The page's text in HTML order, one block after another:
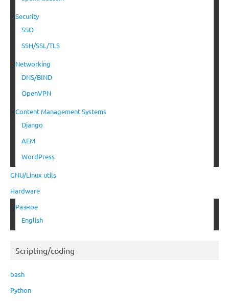
Security
SSO
SSH/SSL/TLS
Networking
DNS/BIND
OpenVPN
Content Management Systems
Django
AEM
WordPress
GNU/Linux utils
Hardware
Разное
English
Scripting/coding
bash
Python